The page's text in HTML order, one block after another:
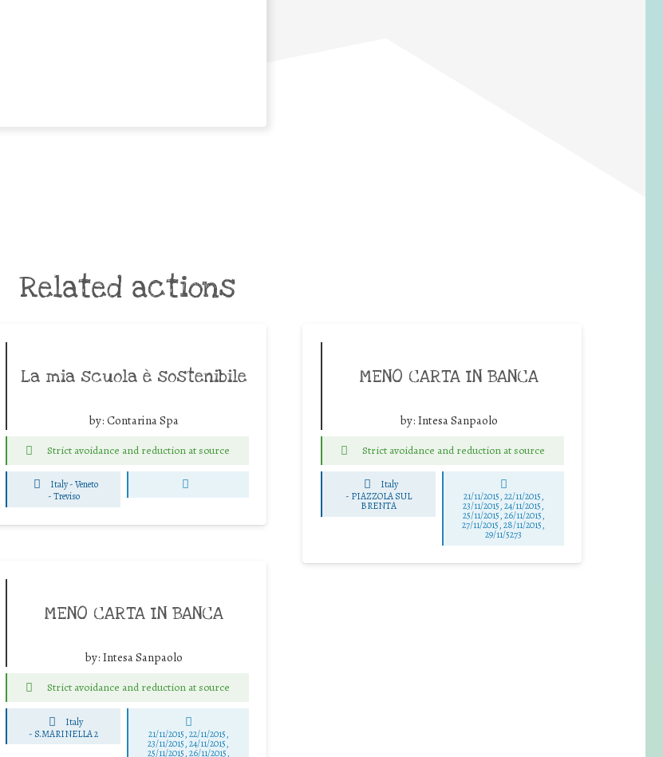
Related actions
La mia scuola è sostenibile
by: Contarina Spa
Strict avoidance and reduction at source
Italy - Veneto
-Treviso
MENO CARTA IN BANCA
by: Intesa Sanpaolo
Strict avoidance and reduction at source
Italy
- PIAZZOLA SUL
BRENTA
21/11/2015, 22/11/2015,
23/11/2015, 24/11/2015,
25/11/2015, 26/11/2015,
27/11/2015, 28/11/2015,
29/11/5273
MENO CARTA IN BANCA
by: Intesa Sanpaolo
Strict avoidance and reduction at source
Italy
- S.MARINELLA 2 21/11/2015, 22/11/2015,
23/11/2015, 24/11/2015,
25/11/2015, 26/11/2015,